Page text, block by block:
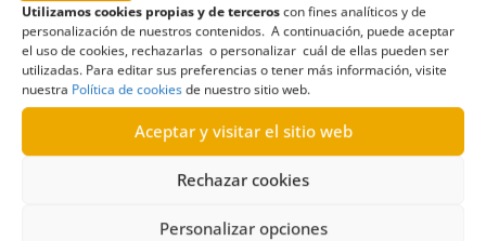
Utilizamos cookies propias y de terceroscon fines analíticos y de
personalización de nuestros contenidos. A continuación, puede aceptar
el uso de cookies, rechazarlas o personalizar cuál de ellas pueden ser
utilizadas. Para editar sus preferencias o tener más información, visite
nuestra Política de cookiesde nuestro sitio web.
Aceptar y visitar el sitio web
Rechazar cookies
Personalizar opciones
acceso a actas,Consejería de Sanidad,Gobierno
de Canarias,Información en materia de empleo en
el sector público,Servicio Canario de la Salud